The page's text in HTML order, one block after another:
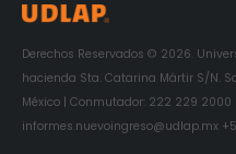
Derechos Reservados © 2026.
hacienda Sta. Catarina Mártir S/N.
México | Conmutador: 222 229 2000
informes.nuevoingreso@udlap.mx